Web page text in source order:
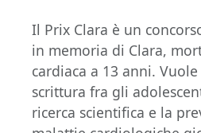
Il Prix Clara è un
in memoria di Clara,
cardiaca a 13 anni.
scrittura fra gli
ricerca scientifica e la